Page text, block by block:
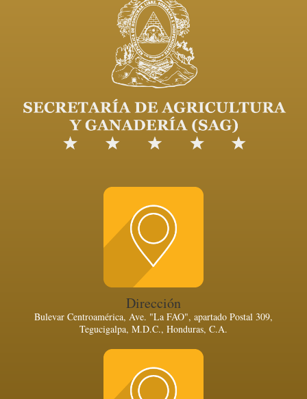
Dirección
Bulevar Centroamérica, Ave. "La FAO", apartado Postal 309,
Tegucigalpa, M.D.C., Honduras, C.A.